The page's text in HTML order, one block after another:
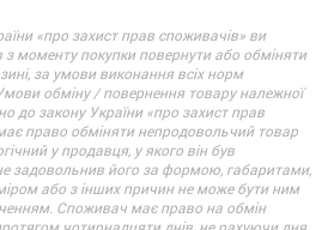
«про захист прав споживачів» ви
моменту покупки повернути або обміняти
за умови виконання всіх норм
обміну / повернення товару належної
до закону України «про захист прав
право обміняти непродовольчий товар
у продавця, у якого він був
задовольнив його за формою, габаритами,
або з інших причин не може бути ним
Споживач має право на обмін
чотирнадцяти днів, не рахуючи дня